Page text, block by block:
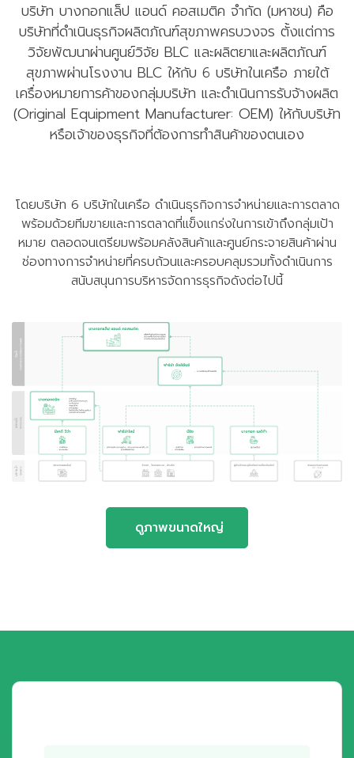
บริษัท บางกอกแล็ป แอนด์ คอสเมติค จำกัด (มหาชน) คือ
บริษัทที่ดำเนินธุรกิจผลิตภัณฑ์สุขภาพครบวงจร ตั้งแต่การ
วิจัยพัฒนาผ่านศูนย์วิจัย BLC และผลิตยาและผลิตภัณฑ์
สุขภาพผ่านโรงงาน BLC ให้กับ 6 บริษัทในเครือ ภายใต้
เครื่องหมายการค้าของกลุ่มบริษัท และดำเนินการรับจ้างผลิต
(Original Equipment Manufacturer: OEM) ให้กับบริษัท
หรือเจ้าของธุรกิจที่ต้องการทำสินค้าของตนเอง
โดยบริษัท 6 บริษัทในเครือ ดำเนินธุรกิจการจำหน่ายและการตลาด
พร้อมด้วยทีมขายและการตลาดที่แข็งแกร่งในการเข้าถึงกลุ่มเป้า
หมาย ตลอดจนเตรียมพร้อมคลังสินค้าและศูนย์กระจายสินค้าผ่าน
ช่องทางการจำหน่ายที่ครบถ้วนและครอบคลุมรวมทั้งดำเนินการ
สนับสนุนการบริหารจัดการธุรกิจดังต่อไปนี้
ดูภาพขนาดใหญ่